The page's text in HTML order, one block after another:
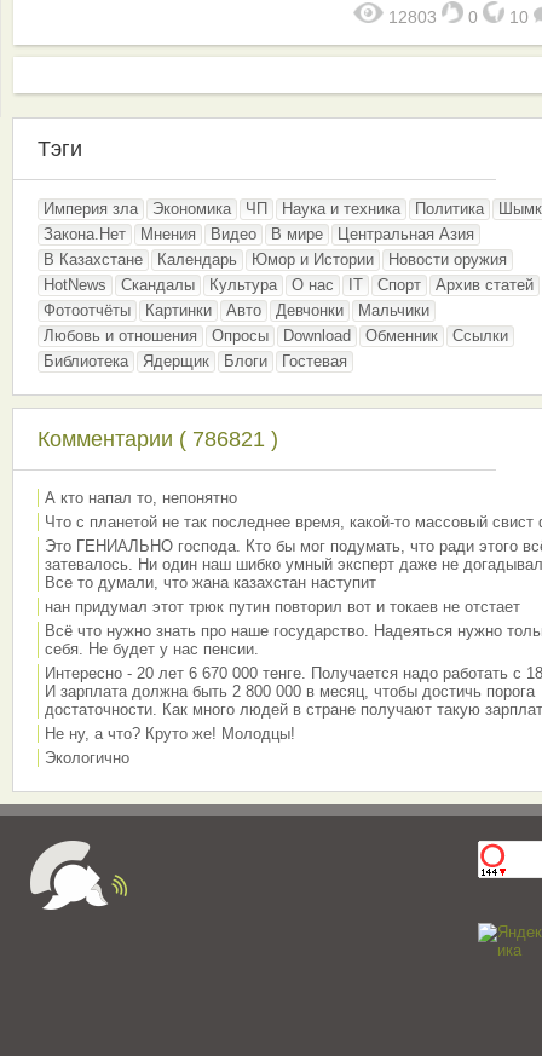
12803 0 10
Тэги
Империя зла Экономика ЧП Наука и техника Политика
Закона.Нет
Мнения Видео В мире
Центральная Азия
В Казахстане
Календарь Юмор и Истории
Новости оружия
HotNews
Скандалы Культура О нас IT Спорт
Архив статей
Фотоотчёты
Картинки Авто Девчонки
Мальчики
Любовь и отношения
Опросы Download Обменник
Ссылки
Библиотека
Ядерщик Блоги Гостевая
Комментарии ( 786821 )
А кто напал то, непонятно
Что с планетой не так последнее время, какой-то массовый свист
Это ГЕНИАЛЬНО господа. Кто бы мог подумать, что ради этого
затевалось. Ни один наш шибко умный эксперт даже не
Все то думали, что жана казахстан наступит
нан придумал этот трюк путин повторил вот и токаев не отстает
Всё что нужно знать про наше государство. Надеяться нужно
себя. Не будет у нас пенсии.
Интересно - 20 лет 6 670 000 тенге. Получается надо работать с
И зарплата должна быть 2 800 000 в месяц, чтобы достичь порога
достаточности. Как много людей в стране получают такую
Не ну, а что? Круто же! Молодцы!
Экологично